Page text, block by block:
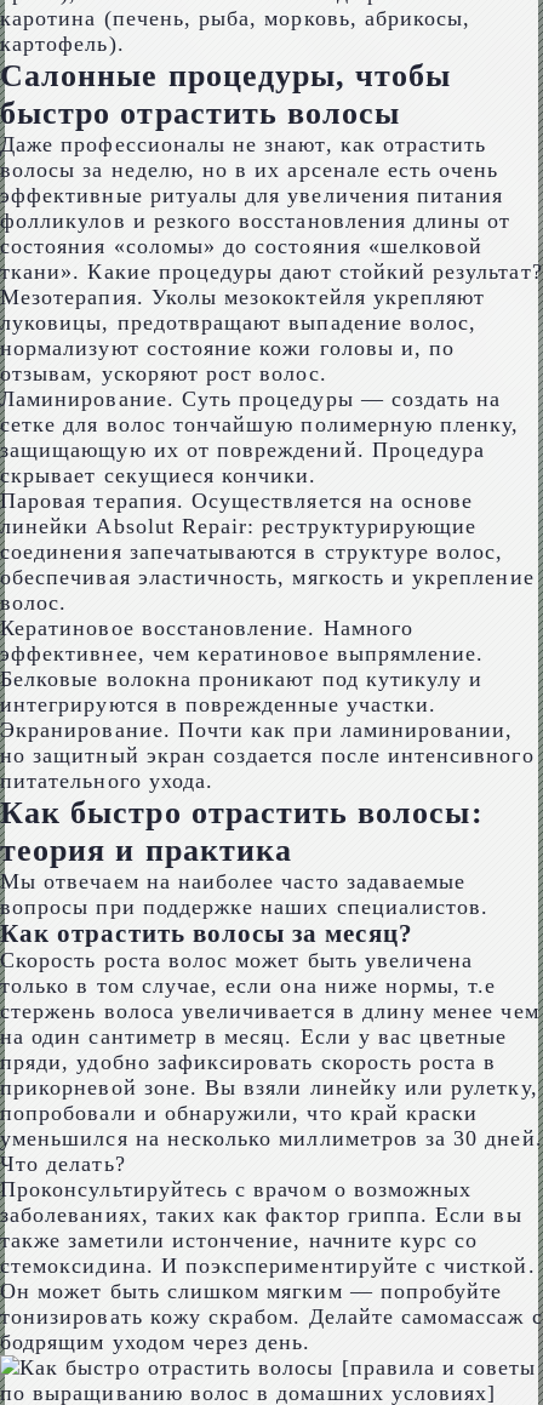
каротина (печень, рыба, морковь, абрикосы,
картофель).
Салонные процедуры, чтобы
быстро отрастить волосы
Даже профессионалы не знают, как отрастить
волосы за неделю, но в их арсенале есть очень
эффективные ритуалы для увеличения питания
фолликулов и резкого восстановления длины от
состояния «соломы» до состояния «шелковой
ткани». Какие процедуры дают стойкий результат?
Мезотерапия. Уколы мезококтейля укрепляют
луковицы, предотвращают выпадение волос,
нормализуют состояние кожи головы и, по
отзывам, ускоряют рост волос.
Ламинирование. Суть процедуры — создать на
сетке для волос тончайшую полимерную пленку,
защищающую их от повреждений. Процедура
скрывает секущиеся кончики.
Паровая терапия. Осуществляется на основе
линейки Absolut Repair: реструктурирующие
соединения запечатываются в структуре волос,
обеспечивая эластичность, мягкость и укрепление
волос.
Кератиновое восстановление. Намного
эффективнее, чем кератиновое выпрямление.
Белковые волокна проникают под кутикулу и
интегрируются в поврежденные участки.
Экранирование. Почти как при ламинировании,
но защитный экран создается после интенсивного
питательного ухода.
Как быстро отрастить волосы:
теория и практика
Мы отвечаем на наиболее часто задаваемые
вопросы при поддержке наших специалистов.
Как отрастить волосы за месяц?
Скорость роста волос может быть увеличена
только в том случае, если она ниже нормы, т.е
стержень волоса увеличивается в длину менее чем
на один сантиметр в месяц. Если у вас цветные
пряди, удобно зафиксировать скорость роста в
прикорневой зоне. Вы взяли линейку или рулетку,
попробовали и обнаружили, что край краски
уменьшился на несколько миллиметров за 30 дней.
Что делать?
Проконсультируйтесь с врачом о возможных
заболеваниях, таких как фактор гриппа. Если вы
также заметили истончение, начните курс со
стемоксидина. И поэкспериментируйте с чисткой.
Он может быть слишком мягким — попробуйте
тонизировать кожу скрабом. Делайте самомассаж с
бодрящим уходом через день.